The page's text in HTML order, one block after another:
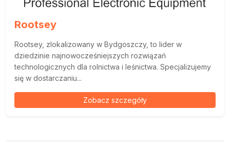
Rootsey
Rootsey, zlokalizowany w Bydgoszczy, to lider w
dziedzinie najnowocześniejszych rozwiązań
technologicznych dla rolnictwa i leśnictwa. Specjalizujemy
się w dostarczaniu...
Zobacz szczegóły